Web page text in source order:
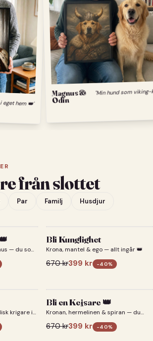
i eget hem 👑"
Magnus &
Odin
från slottet
Par Familj Husdjur
— du som
Bli Kunglighet
Krona, mantel & ego — allt ingår 👑
670kr399 kr -40%
krigare i
Bli en Kejsare 👑
Kronan, hermelinen & spiran — du
670kr399 kr -40%